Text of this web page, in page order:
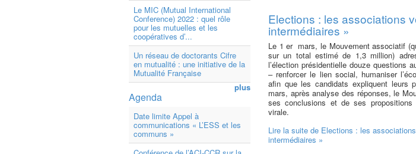
Le MIC (Mutual International
Conference) 2022 : quel rôle
pour les mutuelles et les
coopératives d’...
Un réseau de doctorants Cifre
en mutualité : une initiative de la
Mutualité Française
plus
Agenda
Date limite Appel à
communications « L’ESS et les
communs »
Elections : les associations
intermédiaires »
Le 1 er mars, le Mouvement associatif
sur un total estimé de 1,3 million)
l’élection présidentielle douze questions
– renforcer le lien social, humaniser
afin que les candidats expliquent leurs
mars, après analyse des réponses, le
ses conclusions et de ses propositions
virale.
Lire la suite de Elections : les
intermédiaires »